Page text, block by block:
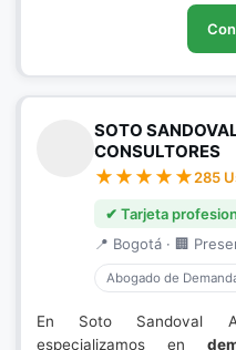
SOTO
CONSULTORES
285
✔ Tarjeta
📍 Bogotá · 🏢
Abogado de
En Soto Sandoval
especializamos en